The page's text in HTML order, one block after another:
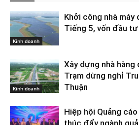
Kinh doanh
Khởi công nhà
Tiếng 5, vốn đầu
Kinh doanh
Xây dựng nhà hàng
Trạm dừng nghỉ
Thuận
Hiệp hội Quảng